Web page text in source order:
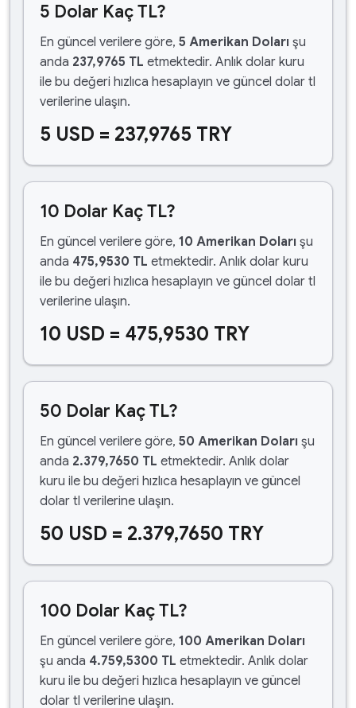
5 Dolar Kaç TL?
En güncel verilere göre, 5 Amerikan Doları şu
anda 237,9765 TL etmektedir. Anlık dolar kuru
ile bu değeri hızlıca hesaplayın ve güncel dolar tl
verilerine ulaşın.
5 USD = 237,9765 TRY
10 Dolar Kaç TL?
En güncel verilere göre, 10 Amerikan Doları şu
anda 475,9530 TL etmektedir. Anlık dolar kuru
ile bu değeri hızlıca hesaplayın ve güncel dolar tl
verilerine ulaşın.
10 USD = 475,9530 TRY
50 Dolar Kaç TL?
En güncel verilere göre, 50 Amerikan Doları şu
anda 2.379,7650 TL etmektedir. Anlık dolar
kuru ile bu değeri hızlıca hesaplayın ve güncel
dolar tl verilerine ulaşın.
50 USD = 2.379,7650 TRY
100 Dolar Kaç TL?
En güncel verilere göre, 100 Amerikan Doları
şu anda 4.759,5300 TL etmektedir. Anlık dolar
kuru ile bu değeri hızlıca hesaplayın ve güncel
dolar tl verilerine ulaşın.